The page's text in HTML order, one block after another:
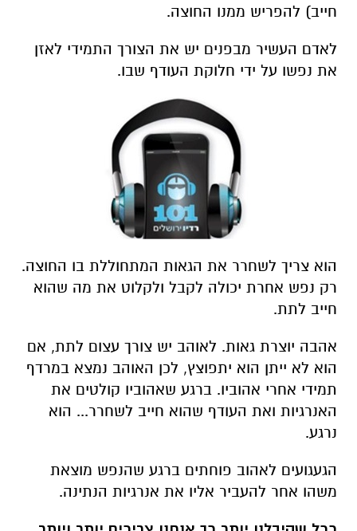
חייב) להפריש ממנו החוצה.
לאדם העשיר מבפנים יש את הצורך התמידי לאזן
את נפשו על ידי חלוקת העודף שבו.
הוא צריך לשחרר את הגאות המתחוללת בו החוצה.
רק נפש אחרת יכולה לקבל ולקלוט את מה שהוא
חייב לתת.
אהבה יוצרת גאות. לאוהב יש צורך עצום לתת, אם
הוא לא ייתן הוא יתפוצץ, לכן האוהב נמצא במרדף
תמידי אחרי אהוביו. ברגע שאהוביו קולטים את
האנרגיות ואת העודף שהוא חייב לשחרר... הוא
נרגע.
הגעגועים לאהוב פוחתים ברגע שהנפש מוצאת
משהו אחר להעביר אליו את אנרגיות הנתינה.